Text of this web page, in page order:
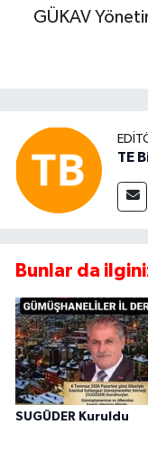
GÜKAV
TE
Bunlar da
SUGÜDER Kuruldu